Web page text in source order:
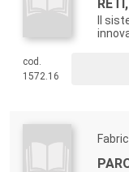
Il
cod.
1572.16